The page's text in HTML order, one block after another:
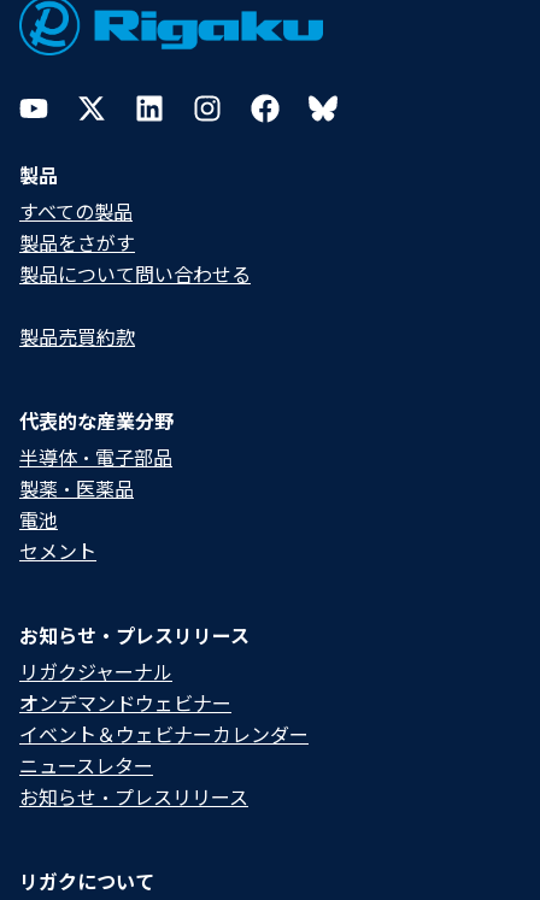
YouTubeTwitterLinkedInInstagramFacebookBluesky
製品
すべての製品
製品をさがす
製品について問い合わせる​
製品売買約款
代表的な産業分野
半導体・電子部品
製薬・医薬品
電池
セメント
お知らせ・プレスリリース
リガクジャーナル
オンデマンドウェビナー
イベント＆ウェビナーカレンダー
ニュースレター
お知らせ・プレスリリース
リガクについて